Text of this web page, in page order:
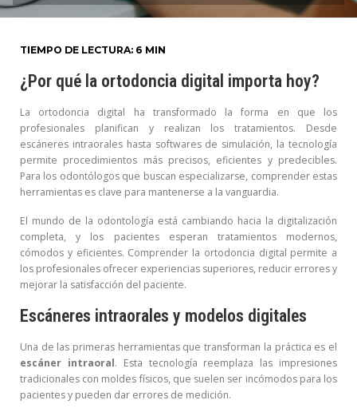
TIEMPO DE LECTURA: 6 MIN
¿Por qué la ortodoncia digital importa hoy?
La ortodoncia digital ha transformado la forma en que los
profesionales planifican y realizan los tratamientos. Desde
escáneres intraorales hasta softwares de simulación, la tecnología
permite procedimientos más precisos, eficientes y predecibles.
Para los odontólogos que buscan especializarse, comprender estas
herramientas es clave para mantenerse a la vanguardia.
El mundo de la odontología está cambiando hacia la digitalización
completa, y los pacientes esperan tratamientos modernos,
cómodos y eficientes. Comprender la ortodoncia digital permite a
los profesionales ofrecer experiencias superiores, reducir errores y
mejorar la satisfacción del paciente.
Escáneres intraorales y modelos digitales
Una de las primeras herramientas que transforman la práctica es el
escáner intraoral. Esta tecnología reemplaza las impresiones
tradicionales con moldes físicos, que suelen ser incómodos para los
pacientes y pueden dar errores de medición.